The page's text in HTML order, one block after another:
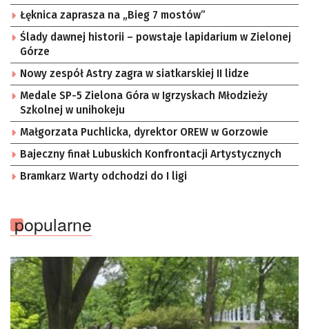
Łęknica zaprasza na „Bieg 7 mostów”
Ślady dawnej historii – powstaje lapidarium w Zielonej
Górze
Nowy zespół Astry zagra w siatkarskiej II lidze
Medale SP-5 Zielona Góra w Igrzyskach Młodzieży
Szkolnej w unihokeju
Małgorzata Puchlicka, dyrektor OREW w Gorzowie
Bajeczny finał Lubuskich Konfrontacji Artystycznych
Bramkarz Warty odchodzi do I ligi
popularne